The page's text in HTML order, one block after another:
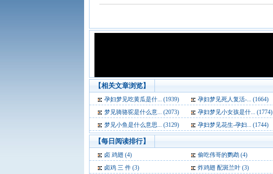
【相关文章浏览】
孕妇梦见吃黄瓜是什... (1939) 孕妇梦见死人复活-... (1664)
梦见骑骆驼是什么意... (2073)
孕妇梦见小女孩是什... (1774)
梦见小鱼是什么意思... (3129)
孕妇梦见花生-孕妇... (1744)
【每日阅读排行】
卤 鸡翅 (4) 偷吃伟哥的鹦鹉 (4)
卤鸡 三 件 (3)
炸鸡翅 配斑兰叶 (3)